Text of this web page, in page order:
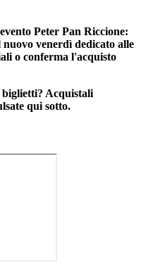
Peter Pan Riccione:
venerdì dedicato alle
o conferma l'acquisto
Acquistali
qui sotto.